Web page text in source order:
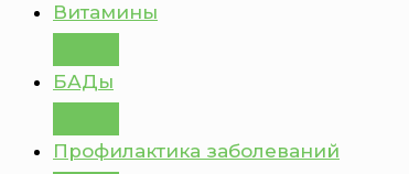
Витамины
БАДы
Профилактика заболеваний